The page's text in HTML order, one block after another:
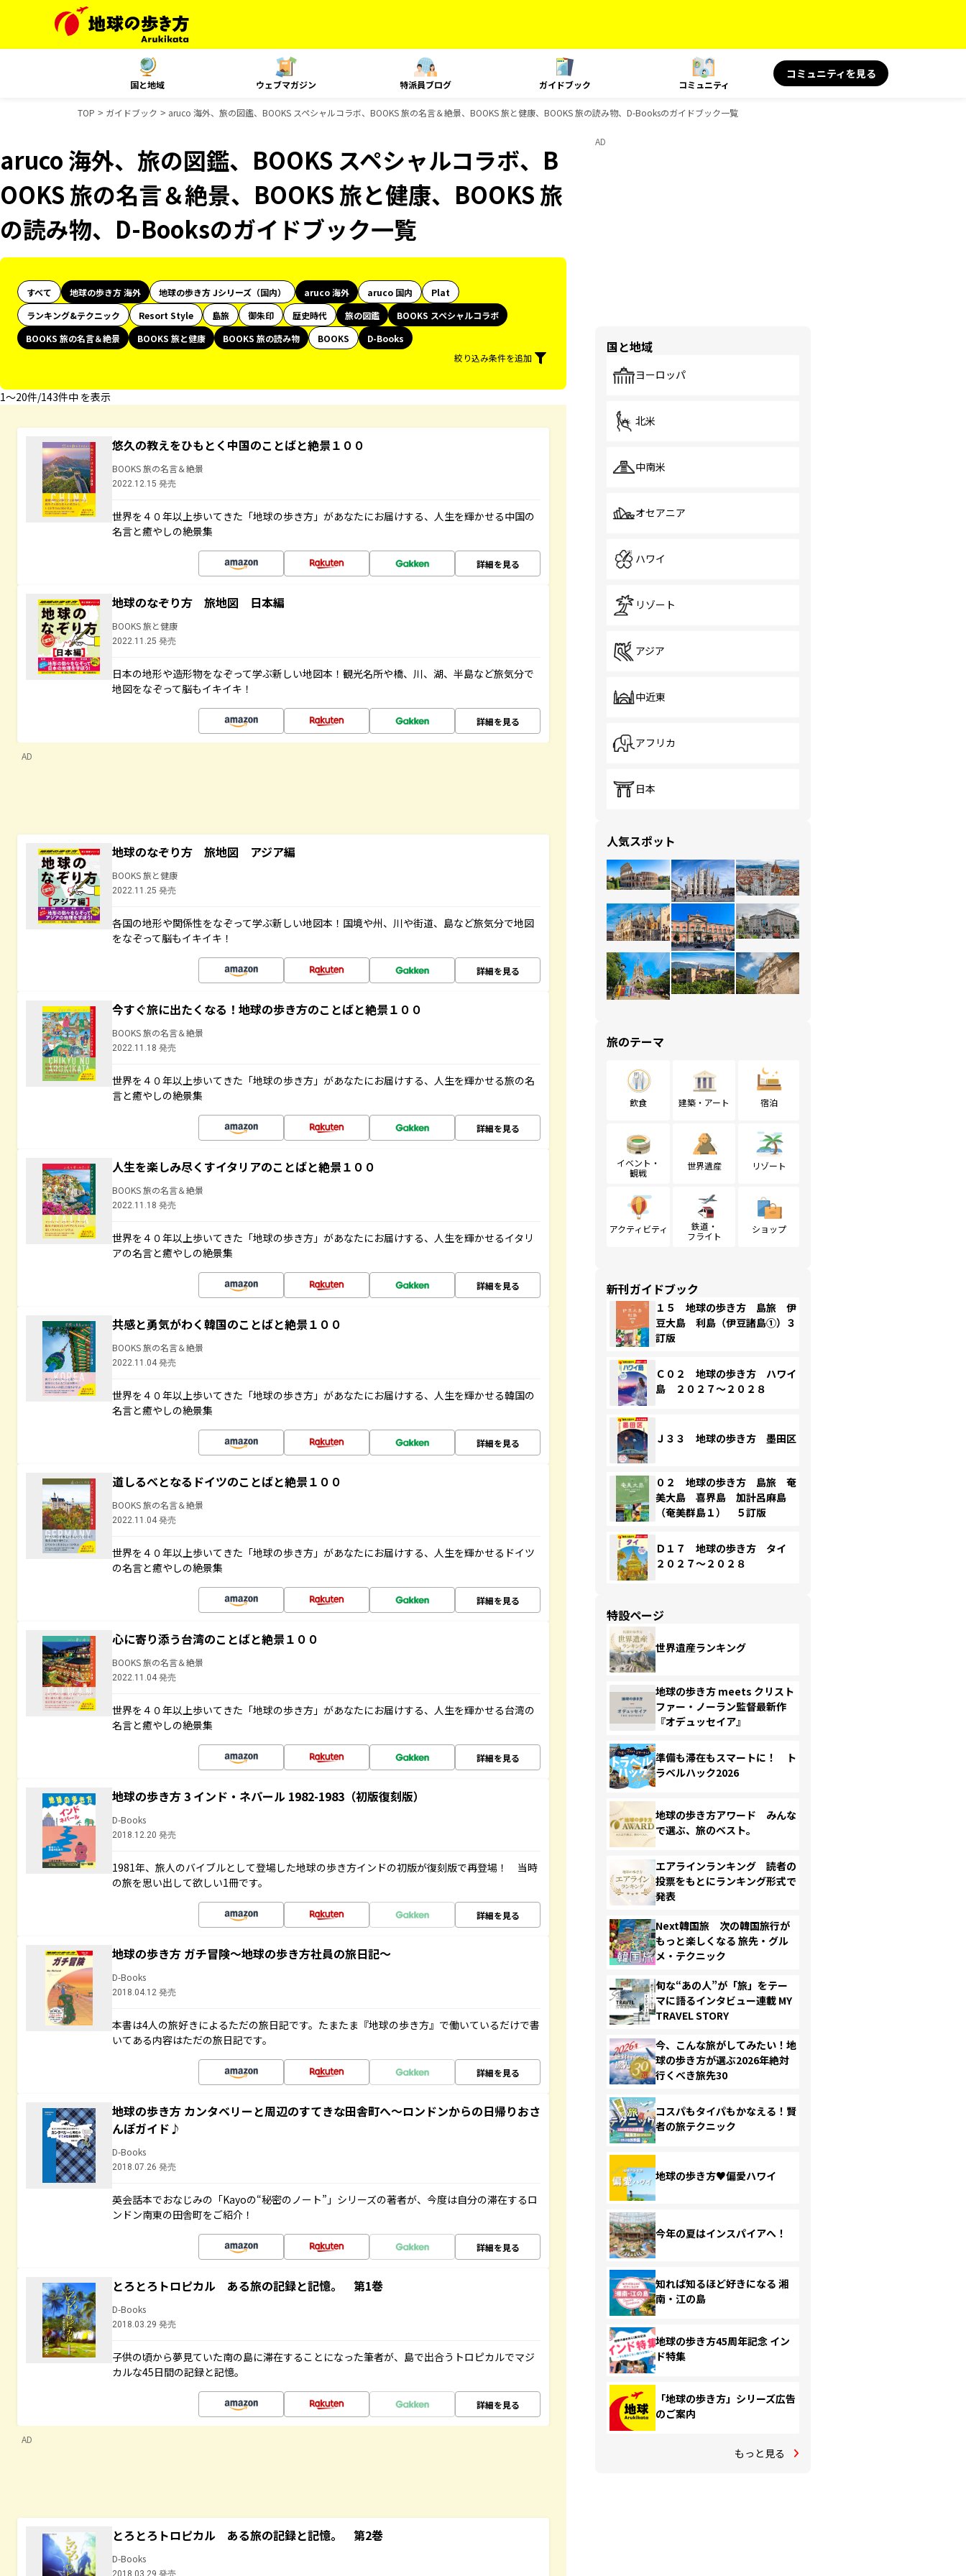
国と地域 ウェブマガジン 特派員ブログ ガイドブック コミュニティ
コミュニティを見る
TOP ガイドブック aruco 海外、旅の図鑑、BOOKS スペシャルコラボ、BOOKS 旅の名言＆絶景、BOOKS 旅と健康、BOOKS 旅の読み物、D-Booksのガイドブック一覧
aruco 海外、旅の図鑑、BOOKS スペシャルコラボ、B
OOKS 旅の名言＆絶景、BOOKS 旅と健康、BOOKS 旅
の読み物、D-Booksのガイドブック一覧
すべて 地球の歩き方 海外 地球の歩き方 Jシリーズ（国内） aruco 海外 aruco 国内
Plat
ランキング&テクニック
Resort Style 島旅 御朱印 歴史時代 旅の図鑑
BOOKS スペシャルコラボ
BOOKS 旅の名言＆絶景
BOOKS 旅と健康 BOOKS 旅の読み物 BOOKS
D-Books
絞り込み条件を追加
1〜20件/143件中 を表示
悠久の教えをひもとく中国のことばと絶景１００
BOOKS 旅の名言＆絶景
2022.12.15 発売
世界を４０年以上歩いてきた「地球の歩き方」があなたにお届けする、人生を輝かせる中国の
名言と癒やしの絶景集
詳細を見る
地球のなぞり方 旅地図 日本編
BOOKS 旅と健康
2022.11.25 発売
日本の地形や造形物をなぞって学ぶ新しい地図本！観光名所や橋、川、湖、半島など旅気分で
地図をなぞって脳もイキイキ！
詳細を見る
AD
地球のなぞり方 旅地図 アジア編
BOOKS 旅と健康
2022.11.25 発売
各国の地形や関係性をなぞって学ぶ新しい地図本！国境や州、川や街道、島など旅気分で地図
をなぞって脳もイキイキ！
詳細を見る
今すぐ旅に出たくなる！地球の歩き方のことばと絶景１００
BOOKS 旅の名言＆絶景
2022.11.18 発売
世界を４０年以上歩いてきた「地球の歩き方」があなたにお届けする、人生を輝かせる旅の名
言と癒やしの絶景集
詳細を見る
人生を楽しみ尽くすイタリアのことばと絶景１００
BOOKS 旅の名言＆絶景
2022.11.18 発売
世界を４０年以上歩いてきた「地球の歩き方」があなたにお届けする、人生を輝かせるイタリ
アの名言と癒やしの絶景集
詳細を見る
共感と勇気がわく韓国のことばと絶景１００
BOOKS 旅の名言＆絶景
2022.11.04 発売
世界を４０年以上歩いてきた「地球の歩き方」があなたにお届けする、人生を輝かせる韓国の
名言と癒やしの絶景集
詳細を見る
道しるべとなるドイツのことばと絶景１００
BOOKS 旅の名言＆絶景
2022.11.04 発売
世界を４０年以上歩いてきた「地球の歩き方」があなたにお届けする、人生を輝かせるドイツ
の名言と癒やしの絶景集
詳細を見る
心に寄り添う台湾のことばと絶景１００
BOOKS 旅の名言＆絶景
2022.11.04 発売
世界を４０年以上歩いてきた「地球の歩き方」があなたにお届けする、人生を輝かせる台湾の
名言と癒やしの絶景集
詳細を見る
地球の歩き方 3 インド・ネパール 1982-1983（初版復刻版）
D-Books
2018.12.20 発売
1981年、旅人のバイブルとして登場した地球の歩き方インドの初版が復刻版で再登場！ 当時
の旅を思い出して欲しい1冊です。
詳細を見る
地球の歩き方 ガチ冒険～地球の歩き方社員の旅日記～
D-Books
2018.04.12 発売
本書は4人の旅好きによるただの旅日記です。たまたま『地球の歩き方』で働いているだけで書
いてある内容はただの旅日記です。
詳細を見る
地球の歩き方 カンタベリーと周辺のすてきな田舎町へ～ロンドンからの日帰りおさ
んぽガイド♪
D-Books
2018.07.26 発売
英会話本でおなじみの「Kayoの“秘密のノート”」シリーズの著者が、今度は自分の滞在するロ
ンドン南東の田舎町をご紹介！
詳細を見る
とろとろトロピカル ある旅の記録と記憶。 第1巻
D-Books
2018.03.29 発売
子供の頃から夢見ていた南の島に滞在することになった筆者が、島で出合うトロピカルでマジ
カルな45日間の記録と記憶。
詳細を見る
AD
とろとろトロピカル ある旅の記録と記憶。 第2巻
D-Books
2018.03.29 発売
AD
国と地域
ヨーロッパ
北米
中南米
オセアニア
ハワイ
リゾート
アジア
中近東
アフリカ
日本
人気スポット
旅のテーマ
飲食 建築・アート 宿泊
イベント・
観戦
世界遺産 リゾート
アクティビティ
鉄道・
フライト
ショップ
新刊ガイドブック
１５ 地球の歩き方 島旅 伊
豆大島 利島（伊豆諸島①）３
訂版
Ｃ０２ 地球の歩き方 ハワイ
島 ２０２７～２０２８
Ｊ３３ 地球の歩き方 墨田区
０２ 地球の歩き方 島旅 奄
美大島 喜界島 加計呂麻島
（奄美群島１） ５訂版
Ｄ１７ 地球の歩き方 タイ
２０２７～２０２８
特設ページ
世界遺産ランキング
地球の歩き方 meets クリスト
ファー・ノーラン監督最新作
『オデュッセイア』
準備も滞在もスマートに！ ト
ラベルハック2026
地球の歩き方アワード みんな
で選ぶ、旅のベスト。
エアラインランキング 読者の
投票をもとにランキング形式で
発表
Next韓国旅 次の韓国旅行が
もっと楽しくなる 旅先・グル
メ・テクニック
旬な“あの人”が「旅」をテー
マに語るインタビュー連載 MY
TRAVEL STORY
今、こんな旅がしてみたい！地
球の歩き方が選ぶ2026年絶対
行くべき旅先30
コスパもタイパもかなえる！賢
者の旅テクニック
地球の歩き方♥偏愛ハワイ
今年の夏はインスパイアへ！
知れば知るほど好きになる 湘
南・江の島
地球の歩き方45周年記念 イン
ド特集
「地球の歩き方」シリーズ広告
のご案内
もっと見る